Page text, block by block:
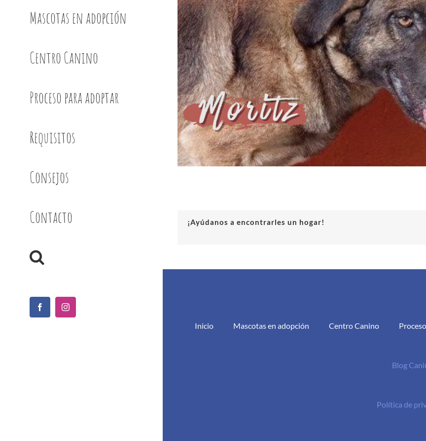
Mascotas en adopción
Centro Canino
Proceso para adoptar
Requisitos
Consejos
Contacto
FacebookInstagram
¡Ayúdanos a encontrarles un hogar!
Inicio Mascotas en adopción Centro Canino
Blog
Política de